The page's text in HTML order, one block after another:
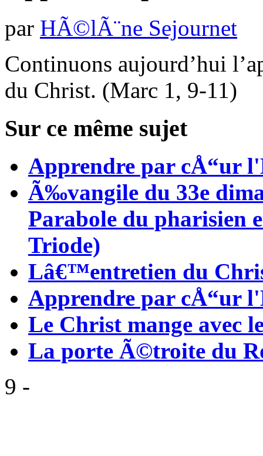
par HÃ©lÃ¨ne Sejournet
Continuons aujourd’hui
du Christ. (Marc 1, 9-11)
Sur ce même sujet
Apprendre par cÅ“ur
Ã‰vangile du 33e
Parabole du pharisien
Triode)
Lâ€™entretien du
Apprendre par cÅ“ur
Le Christ mange avec
La porte Ã©troite du
9 - Et il